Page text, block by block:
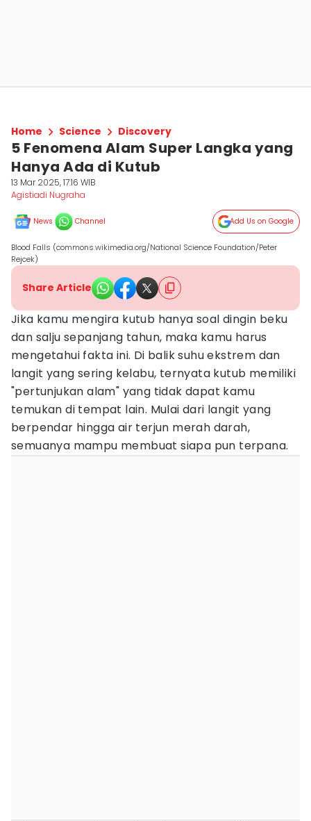
Home Science Discovery
5 Fenomena Alam Super Langka yang
Hanya Ada di Kutub
13 Mar 2025, 17:16 WIB
Agistiadi Nugraha
News Channel Add Us on Google
Blood Falls (commons.wikimedia.org/National Science Foundation/Peter
Rejcek)
Share Article
Jika kamu mengira kutub hanya soal dingin beku
dan salju sepanjang tahun, maka kamu harus
mengetahui fakta ini. Di balik suhu ekstrem dan
langit yang sering kelabu, ternyata kutub memiliki
"pertunjukan alam" yang tidak dapat kamu
temukan di tempat lain. Mulai dari langit yang
berpendar hingga air terjun merah darah,
semuanya mampu membuat siapa pun terpana.